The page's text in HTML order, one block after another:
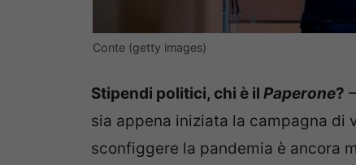
Conte (getty images)
Stipendi politici, chi è il Paperone?
sia appena iniziata la campagna
sconfiggere la pandemia è ancora